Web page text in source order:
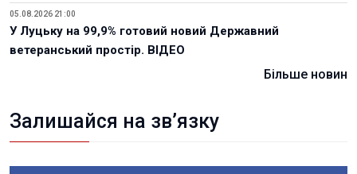
05.08.2026 21:00
У Луцьку на 99,9% готовий новий Державний
ветеранський простір. ВІДЕО
Більше новин
Залишайся на зв’язку